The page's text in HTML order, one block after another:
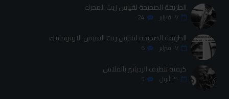
الطريقة الصحيحة لقياس زيت المحرك
٠٧ فبراير 24
الطريقة الصحيحة لقياس زيت الفتيس الاوتوماتيك
٠٧ فبراير 6
كيفية تنظيف الردياتير بالفلاش
٣٠ أبريل 5